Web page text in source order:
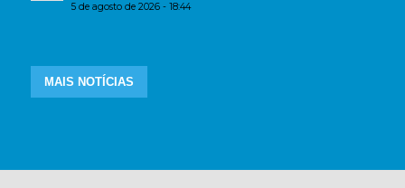
5 de agosto de 2026 - 18:44
MAIS NOTÍCIAS